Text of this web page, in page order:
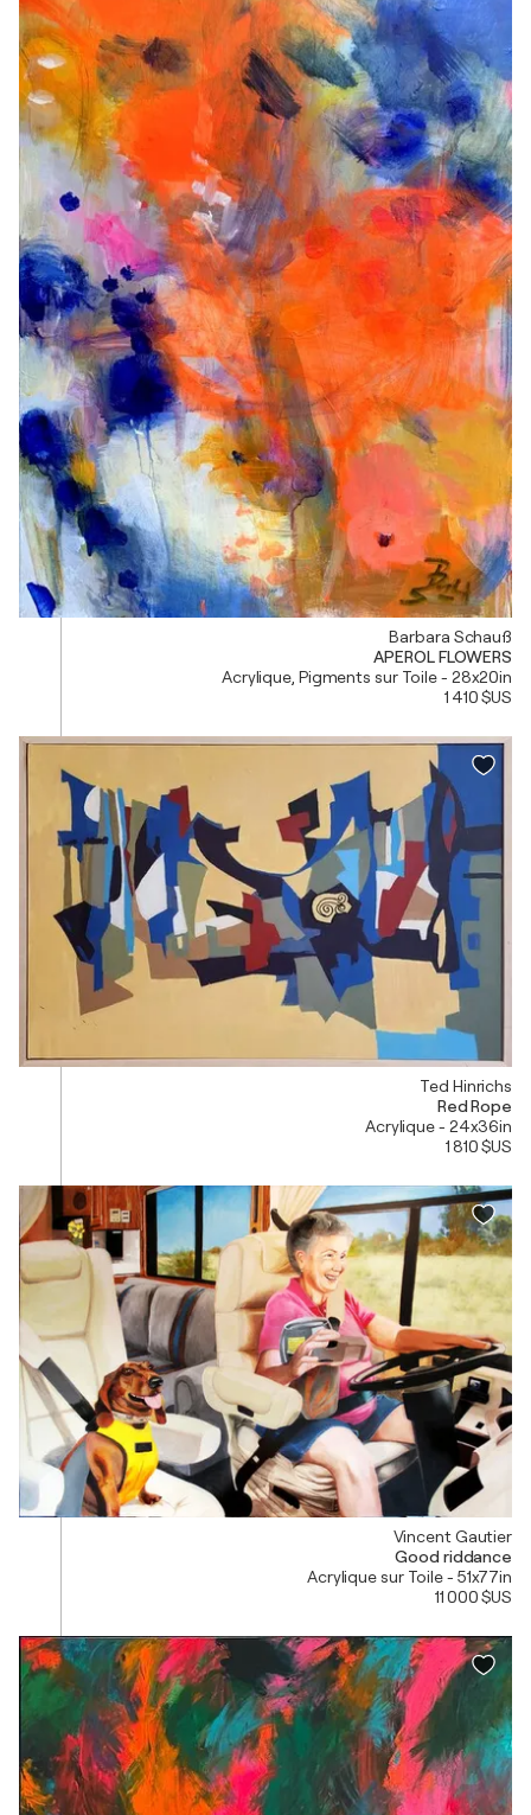
Barbara Schauß
APEROL FLOWERS
Acrylique, Pigments sur Toile - 28x20in
1 410 $US
Ted Hinrichs
Red Rope
Acrylique - 24x36in
1 810 $US
Vincent Gautier
Good riddance
Acrylique sur Toile - 51x77in
11 000 $US